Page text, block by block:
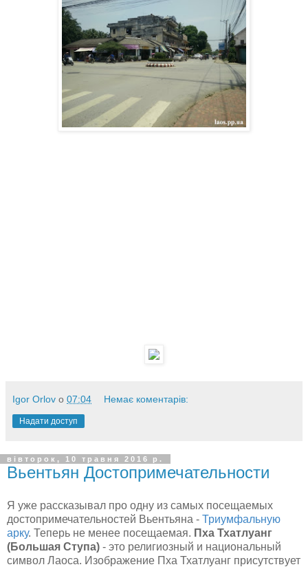
Igor Orlov о 07:04 Немає коментарів:
Надати доступ
вівторок, 10 травня 2016 р.
Вьентьян Достопримечательности
Я уже рассказывал про одну из самых посещаемых
достопримечательностей Вьентьяна - Триумфальную
арку. Теперь не менее посещаемая. Пха Тхатлуанг
(Большая Ступа) - это религиозный и национальный
символ Лаоса. Изображение Пха Тхатлуанг присутствует